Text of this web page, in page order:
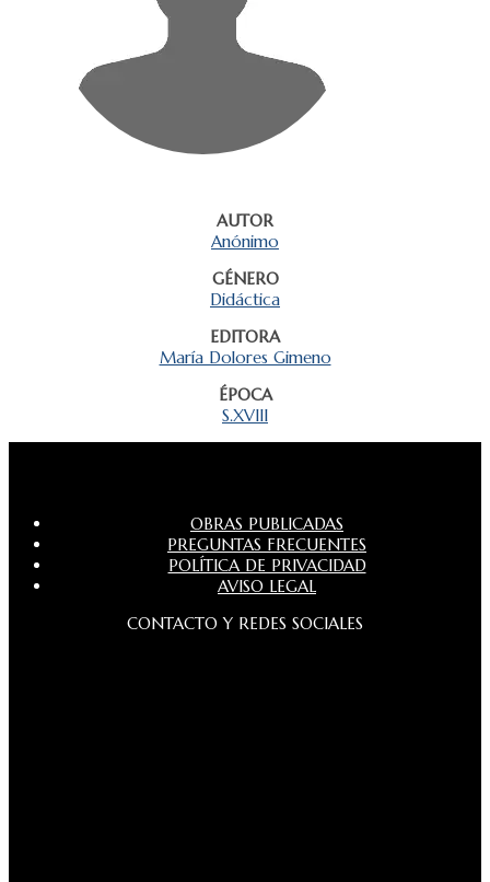
AUTOR
Anónimo
GÉNERO
Didáctica
EDITORA
María Dolores Gimeno
ÉPOCA
S.XVIII
OBRAS PUBLICADAS
PREGUNTAS FRECUENTES
POLÍTICA DE PRIVACIDAD
AVISO LEGAL
CONTACTO Y REDES SOCIALES